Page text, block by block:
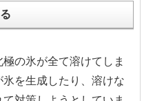
極の氷が全て溶けてしま
を生成したり、 溶けな